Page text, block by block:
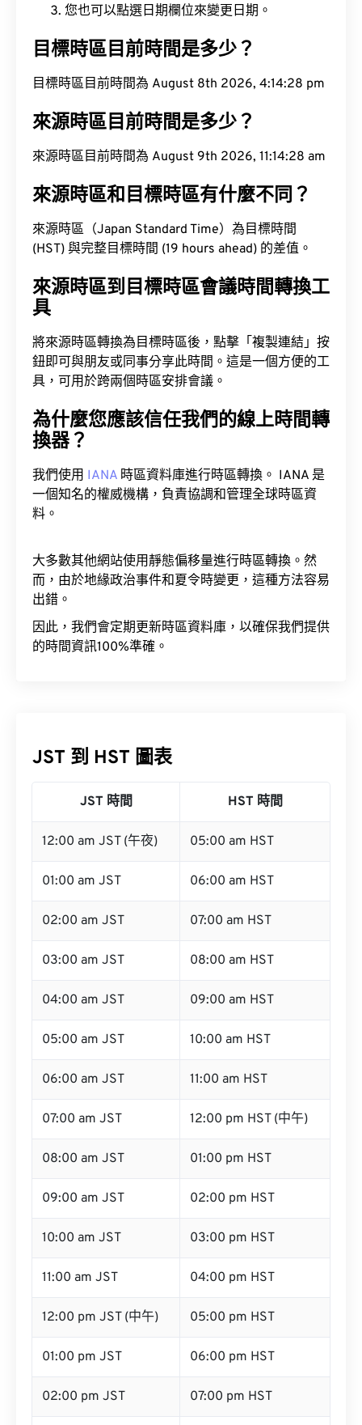
您也可以點選日期欄位來變更日期。
目標時區目前時間是多少？
目標時區目前時間為 August 8th 2026, 4:14:29 pm
來源時區目前時間是多少？
來源時區目前時間為 August 9th 2026, 11:14:29 am
來源時區和目標時區有什麼不同？
來源時區（Japan Standard Time）為目標時間
(HST) 與完整目標時間 (19 hours ahead) 的差值。
來源時區到目標時區會議時間轉換工
具
將來源時區轉換為目標時區後，點擊「複製連結」按
鈕即可與朋友或同事分享此時間。這是一個方便的工
具，可用於跨兩個時區安排會議。
為什麼您應該信任我們的線上時間轉
換器？
我們使用 IANA 時區資料庫進行時區轉換。 IANA 是
一個知名的權威機構，負責協調和管理全球時區資
料。
大多數其他網站使用靜態偏移量進行時區轉換。然
而，由於地緣政治事件和夏令時變更，這種方法容易
出錯。
因此，我們會定期更新時區資料庫，以確保我們提供
的時間資訊100%準確。
JST 到 HST 圖表
JST 時間 HST 時間
12:00 am JST (午夜) 05:00 am HST
01:00 am JST 06:00 am HST
02:00 am JST 07:00 am HST
03:00 am JST 08:00 am HST
04:00 am JST 09:00 am HST
05:00 am JST 10:00 am HST
06:00 am JST 11:00 am HST
07:00 am JST 12:00 pm HST (中午)
08:00 am JST 01:00 pm HST
09:00 am JST 02:00 pm HST
10:00 am JST 03:00 pm HST
11:00 am JST 04:00 pm HST
12:00 pm JST (中午) 05:00 pm HST
01:00 pm JST 06:00 pm HST
02:00 pm JST 07:00 pm HST